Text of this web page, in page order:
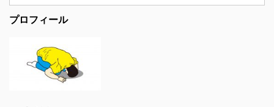
プロフィール